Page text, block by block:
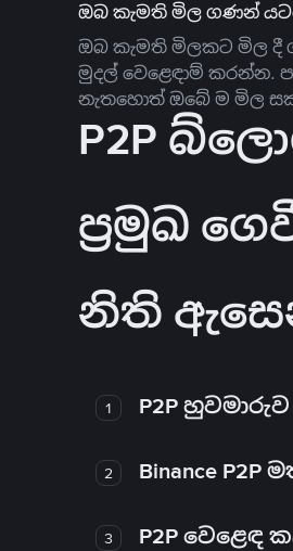
ඔබ කැමති මිල ගණන්
ඔබ කැමති මිලකට මිල
මුදල් වෙළෙඳාම්
නැතහොත් ඔබේ ම මිල
P2P
ප්‍රමුඛ
නිති
1 P2P
2 Binance
3 P2P වෙළෙඳ